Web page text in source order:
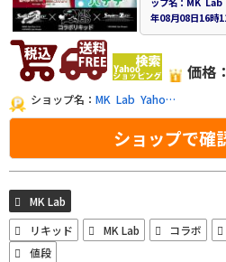
年08月08日16時
価格
ショップ名： MK Lab Yaho…
ショップで確
MK Lab
リキッド
MK Lab コラボ
値段